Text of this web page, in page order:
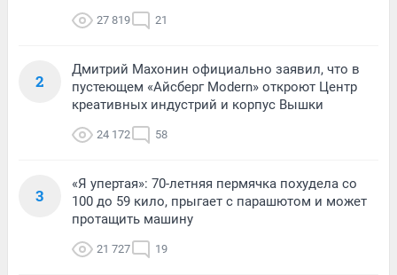
27 819 21
2
Дмитрий Махонин официально заявил, что в
пустеющем «Айсберг Modern» откроют Центр
креативных индустрий и корпус Вышки
24 172 58
3
«Я упертая»: 70-летняя пермячка похудела со
100 до 59 кило, прыгает с парашютом и может
протащить машину
21 727 19